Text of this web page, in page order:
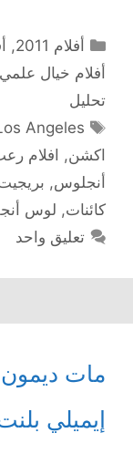
التصنيفات
أفلام 2011 ,
أفلام خيال علمي
تحليل
الوسوم
Angeles
اكشن, افلام
أنجلوس,
كائنات, لوس
تعليق واحد
مات ديمون
إيميلي